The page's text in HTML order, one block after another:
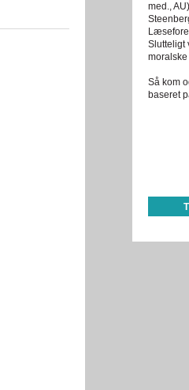
med.,
Slutteligt
Så kom
baseret